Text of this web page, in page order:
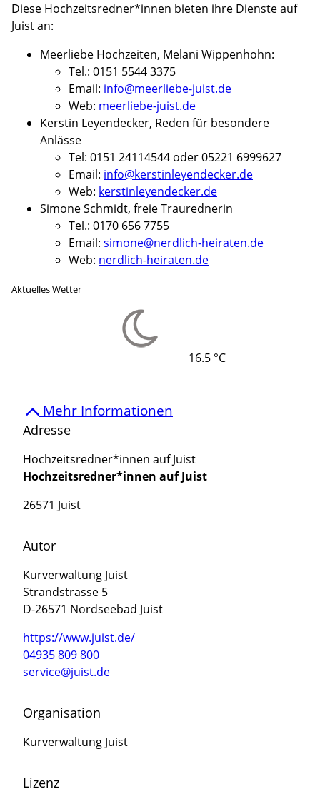
Aktuelles Wetter
16.5 °C
Diese Hochzeitsredner*innen bieten ihre Dienste auf
Juist an:
Meerliebe Hochzeiten, Melani Wippenhohn:
Tel.: 0151 5544 3375
Email: info@meerliebe-juist.de
Web: meerliebe-juist.de
Kerstin Leyendecker, Reden für besondere
Anlässe
Tel: 0151 24114544 oder 05221 6999627
Email: info@kerstinleyendecker.de
Web: kerstinleyendecker.de
Simone Schmidt, freie Traurednerin
Tel.: 0170 656 7755
Email: simone@nerdlich-heiraten.de
Web: nerdlich-heiraten.de
Mehr Informationen
Adresse
Hochzeitsredner*innen auf Juist
Hochzeitsredner*innen auf Juist
26571 Juist
Autor
Kurverwaltung Juist
Strandstrasse 5
D-26571 Nordseebad Juist
https://www.juist.de/
04935 809 800
service@juist.de
Organisation
Kurverwaltung Juist
Lizenz